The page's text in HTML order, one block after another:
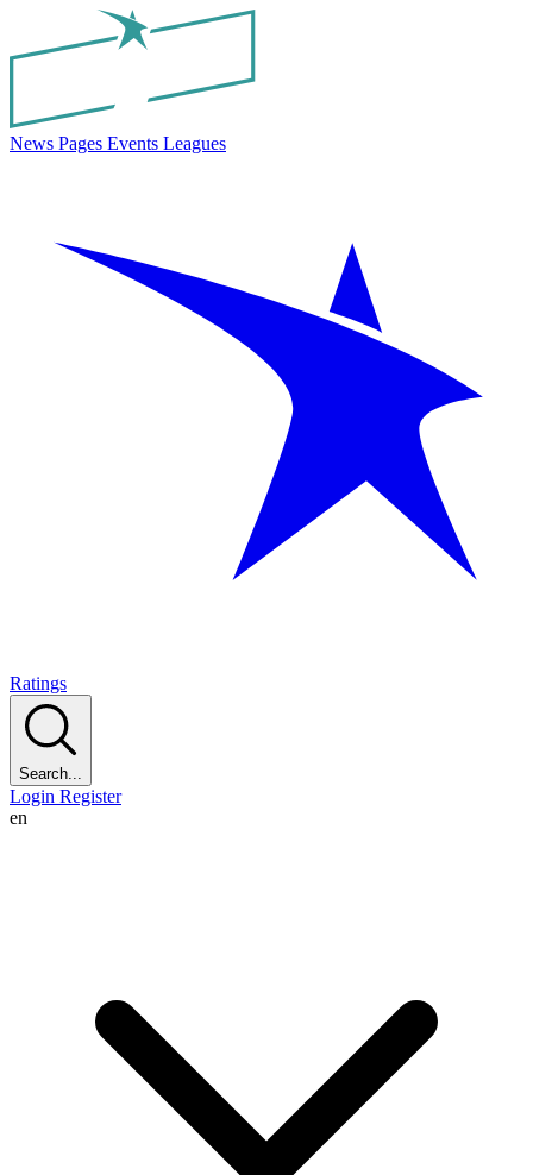
News Pages Events Leagues
Ratings
Search...
Login Register
en